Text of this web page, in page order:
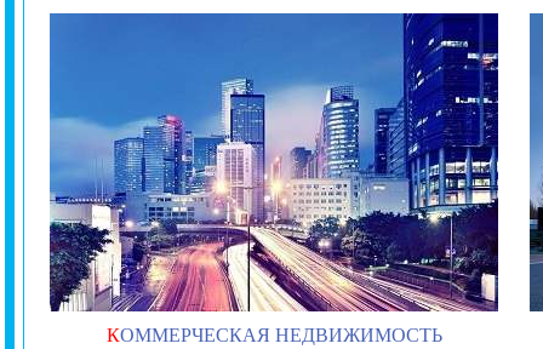
КОММЕРЧЕСКАЯ НЕДВИЖИМОСТЬ